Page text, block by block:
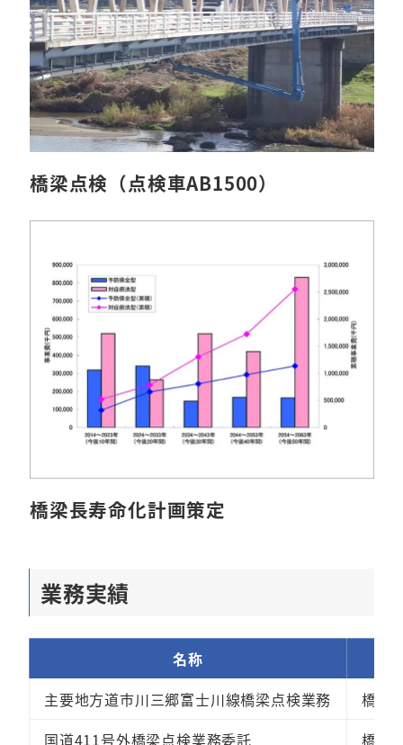
橋梁点検（点検車AB1500）
橋梁長寿命化計画策定
業務実績
名称
主要地方道市川三郷富士川線橋梁点検業務
橋梁
国道411号外橋梁点検業務委託
橋梁